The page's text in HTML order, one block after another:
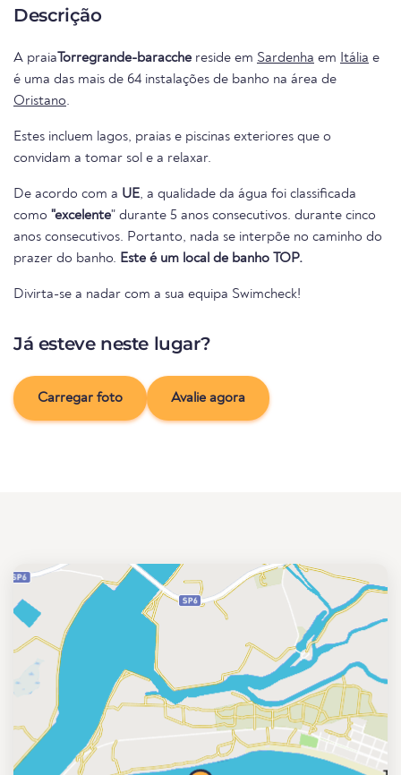
Descrição
A praia Torregrande-baracche reside em Sardenha em Itália e
é uma das mais de 64 instalações de banho na área de
Oristano.
Estes incluem lagos, praias e piscinas exteriores que o
convidam a tomar sol e a relaxar.
De acordo com a UE, a qualidade da água foi classificada
como "excelente" durante 5 anos consecutivos. durante cinco
anos consecutivos. Portanto, nada se interpõe no caminho do
prazer do banho. Este é um local de banho TOP.
Divirta-se a nadar com a sua equipa Swimcheck!
Já esteve neste lugar?
Carregar foto Avalie agora